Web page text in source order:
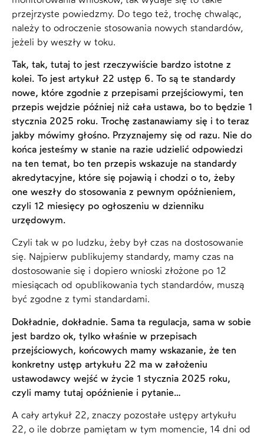
przejrzyste powiedzmy. Do tego też, trochę chwaląc,
należy to odroczenie stosowania nowych standardów,
jeżeli by weszły w toku.
Tak, tak, tutaj to jest rzeczywiście bardzo istotne z
kolei. To jest artykuł 22 ustęp 6. To są te standardy
nowe, które zgodnie z przepisami przejściowymi, ten
przepis wejdzie później niż cała ustawa, bo to będzie 1
stycznia 2025 roku. Trochę zastanawiamy się i to teraz
jakby mówimy głośno. Przyznajemy się od razu. Nie do
końca jesteśmy w stanie na razie udzielić odpowiedzi
na ten temat, bo ten przepis wskazuje na standardy
akredytacyjne, które się pojawią i chodzi o to, żeby
one weszły do stosowania z pewnym opóźnieniem,
czyli 12 miesięcy po ogłoszeniu w dzienniku
urzędowym.
Czyli tak w po ludzku, żeby był czas na dostosowanie
się. Najpierw publikujemy standardy, mamy czas na
dostosowanie się i dopiero wnioski złożone po 12
miesiącach od opublikowania tych standardów, muszą
być zgodne z tymi standardami.
Dokładnie, dokładnie. Sama ta regulacja, sama w sobie
jest bardzo ok, tylko właśnie w przepisach
przejściowych, końcowych mamy wskazanie, że ten
konkretny ustęp artykułu 22 ma w założeniu
ustawodawcy wejść w życie 1 stycznia 2025 roku,
czyli mamy tutaj opóźnienie i pytanie…
A cały artykuł 22, znaczy pozostałe ustępy artykułu
22, o ile dobrze pamiętam w tym momencie, 14 dni od